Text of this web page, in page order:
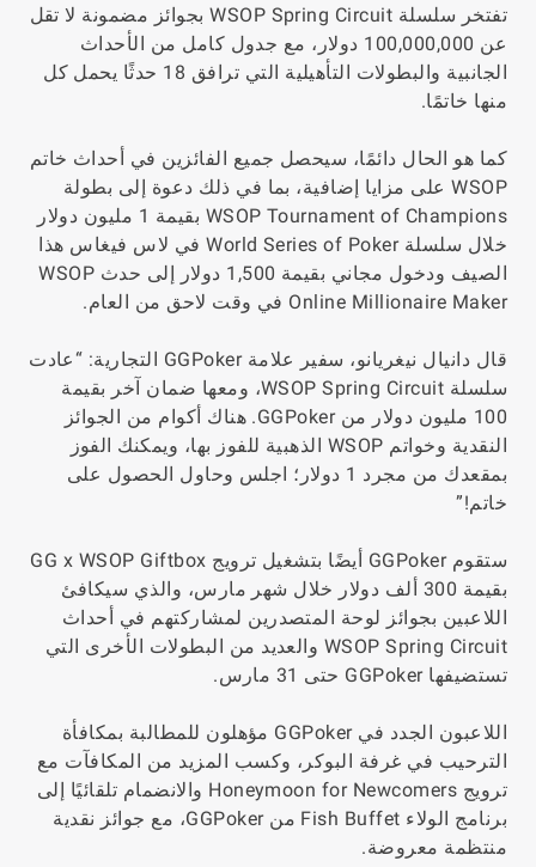
تفتخر سلسلة WSOP Spring Circuit بجوائز مضمونة لا تقل
عن 100,000,000 دولار، مع جدول كامل من الأحداث
الجانبية والبطولات التأهيلية التي ترافق 18 حدثًا يحمل كل
منها خاتمًا.
كما هو الحال دائمًا، سيحصل جميع الفائزين في أحداث خاتم
WSOP على مزايا إضافية، بما في ذلك دعوة إلى بطولة
WSOP Tournament of Champions بقيمة 1 مليون دولار
خلال سلسلة World Series of Poker في لاس فيغاس هذا
الصيف ودخول مجاني بقيمة 1,500 دولار إلى حدث WSOP
Online Millionaire Maker في وقت لاحق من العام.
قال دانيال نيغريانو، سفير علامة GGPoker التجارية: “عادت
سلسلة WSOP Spring Circuit، ومعها ضمان آخر بقيمة
100 مليون دولار من GGPoker. هناك أكوام من الجوائز
النقدية وخواتم WSOP الذهبية للفوز بها، ويمكنك الفوز
بمقعدك من مجرد 1 دولار؛ اجلس وحاول الحصول على
خاتم!”
ستقوم GGPoker أيضًا بتشغيل ترويج GG x WSOP Giftbox
بقيمة 300 ألف دولار خلال شهر مارس، والذي سيكافئ
اللاعبين بجوائز لوحة المتصدرين لمشاركتهم في أحداث
WSOP Spring Circuit والعديد من البطولات الأخرى التي
تستضيفها GGPoker حتى 31 مارس.
اللاعبون الجدد في GGPoker مؤهلون للمطالبة بمكافأة
الترحيب في غرفة البوكر، وكسب المزيد من المكافآت مع
ترويج Honeymoon for Newcomers والانضمام تلقائيًا إلى
برنامج الولاء Fish Buffet من GGPoker، مع جوائز نقدية
منتظمة معروضة.